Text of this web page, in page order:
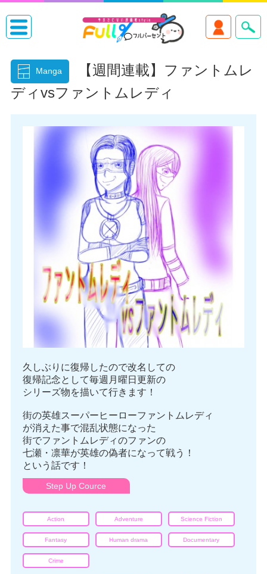
Manga
【週間連載】ファントムレ
ディvsファントムレディ
久しぶりに復帰したので改名しての
復帰記念として毎週月曜日更新の
シリーズ物を描いて行きます！
街の英雄スーパーヒーローファントムレディ
が消えた事で混乱状態になった
街でファントムレディのファンの
七瀬・凛華が英雄の偽者になって戦う！
という話です！
Step Up Cource
Action Adventure Science Fiction
Fantasy Human drama Documentary
Crime